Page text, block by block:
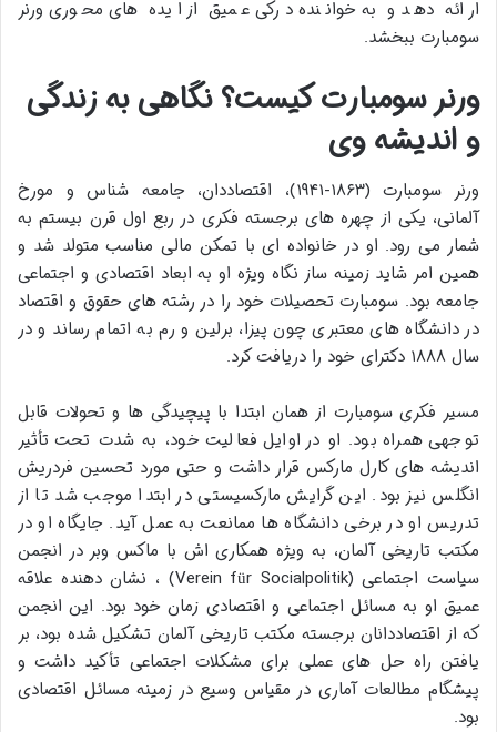
ارائه دهد و به خواننده درکی عمیق از ایده های محوری ورنر
سومبارت ببخشد.
ورنر سومبارت کیست؟ نگاهی به زندگی
و اندیشه وی
ورنر سومبارت (۱۸۶۳-۱۹۴۱)، اقتصاددان، جامعه شناس و مورخ
آلمانی، یکی از چهره های برجسته فکری در ربع اول قرن بیستم به
شمار می رود. او در خانواده ای با تمکن مالی مناسب متولد شد و
همین امر شاید زمینه ساز نگاه ویژه او به ابعاد اقتصادی و اجتماعی
جامعه بود. سومبارت تحصیلات خود را در رشته های حقوق و اقتصاد
در دانشگاه های معتبری چون پیزا، برلین و رم به اتمام رساند و در
سال ۱۸۸۸ دکترای خود را دریافت کرد.
مسیر فکری سومبارت از همان ابتدا با پیچیدگی ها و تحولات قابل
توجهی همراه بود. او در اوایل فعالیت خود، به شدت تحت تأثیر
اندیشه های کارل مارکس قرار داشت و حتی مورد تحسین فردریش
انگلس نیز بود. این گرایش مارکسیستی در ابتدا موجب شد تا از
تدریس او در برخی دانشگاه ها ممانعت به عمل آید. جایگاه او در
مکتب تاریخی آلمان، به ویژه همکاری اش با ماکس وبر در انجمن
سیاست اجتماعی (Verein für Socialpolitik) ، نشان دهنده علاقه
عمیق او به مسائل اجتماعی و اقتصادی زمان خود بود. این انجمن
که از اقتصاددانان برجسته مکتب تاریخی آلمان تشکیل شده بود، بر
یافتن راه حل های عملی برای مشکلات اجتماعی تأکید داشت و
پیشگام مطالعات آماری در مقیاس وسیع در زمینه مسائل اقتصادی
بود.